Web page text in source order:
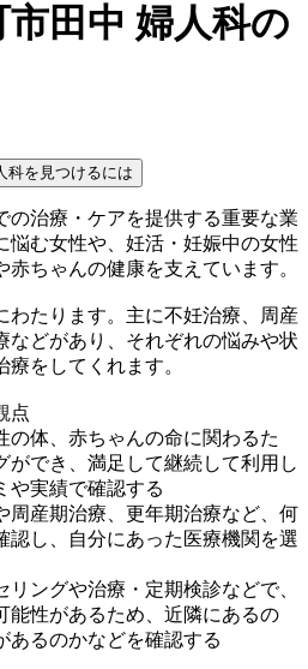
田中 婦人科の
科を見つけるには
の治療・ケアを提供する重要な業
悩む女性や、妊活・妊娠中の女性
ちゃんの健康を支えています。
わたります。主に不妊治療、周産
などがあり、それぞれの悩みや状
をしてくれます。
点
の体、赤ちゃんの命に関わるた
ができ、満足して継続して利用し
や実績で確認する
周産期治療、更年期治療など、何
認し、自分にあった医療機関を選
ングや治療・定期検診などで、
能性があるため、近隣にあるの
あるのかなどを確認する